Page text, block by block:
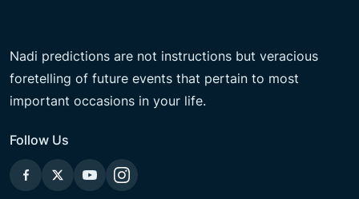
Nadi predictions are not instructions but veracious
foretelling of future events that pertain to most
important occasions in your life.
Follow Us